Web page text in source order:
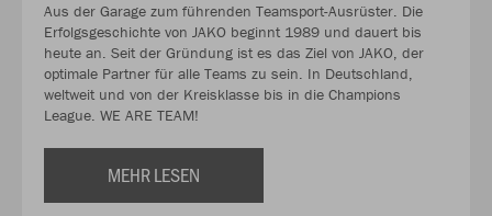
Aus der Garage zum führenden Teamsport-Ausrüster. Die
Erfolgsgeschichte von JAKO beginnt 1989 und dauert bis
heute an. Seit der Gründung ist es das Ziel von JAKO, der
optimale Partner für alle Teams zu sein. In Deutschland,
weltweit und von der Kreisklasse bis in die Champions
League. WE ARE TEAM!
MEHR LESEN